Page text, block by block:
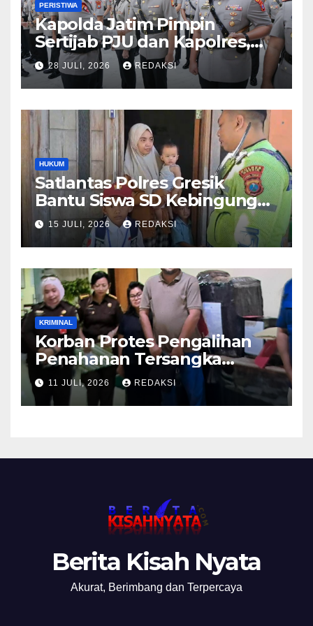
PERISTIWA
Kapolda Jatim Pimpin
Sertijab PJU dan Kapolres,
Perkuat Regenerasi
Kepemimpinan dan
Pelayanan Presisi
28 JULI, 2026 REDAKSI
HUKUM
Satlantas Polres Gresik
Bantu Siswa SD Kebingungan
Saat Pulang Sekolah,
Langsung Diantar ke Rumah
Orang Tua Lega
15 JULI, 2026 REDAKSI
KRIMINAL
Korban Protes Pengalihan
Penahanan Tersangka
Pemalsuan Merek Skincare,
Kasi Penkum Kejati Jatim:
Nanti Saya Tegur Jaksanya
11 JULI, 2026 REDAKSI
Berita Kisah Nyata
Akurat, Berimbang dan Terpercaya